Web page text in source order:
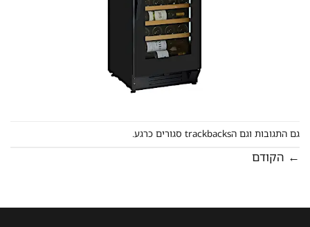
גם התגובות וגם הtrackbacks סגורים כרגע.
← הקודם